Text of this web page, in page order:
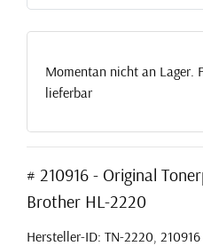
Momentan nicht an Lager.
lieferbar
# 210916 - Original
Brother HL-2220
Hersteller-ID: TN-2220, 210916